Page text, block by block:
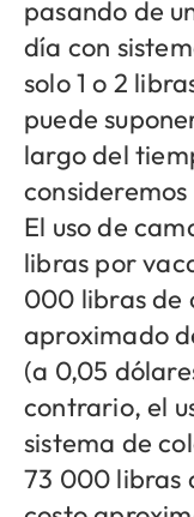
pasando de
día con
solo 1 o 2
puede
largo del
El uso de
libras por
000 libras de
aproximado
(a 0,05
contrario, el
sistema de
73 000 libras